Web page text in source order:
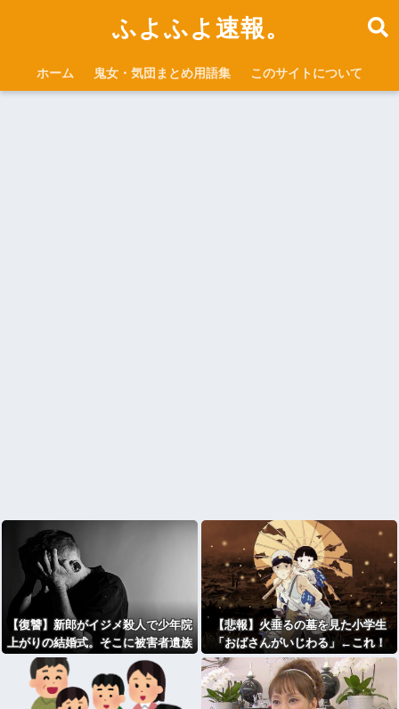
ふよふよ速報。
ホーム 鬼女・気団まとめ用語集 このサイトについて
【復讐】新郎がイジメ殺人で少年院
上がりの結婚式。そこに被害者遺族
が凸りとんでもない事をして新婦号
泣、ゾッとする地獄絵図に・・・
【悲報】火垂るの墓を見た小学生
「おばさんがいじわる」←これ！